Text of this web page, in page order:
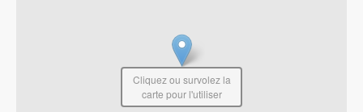
Cliquez ou survolez la
carte pour l'utiliser